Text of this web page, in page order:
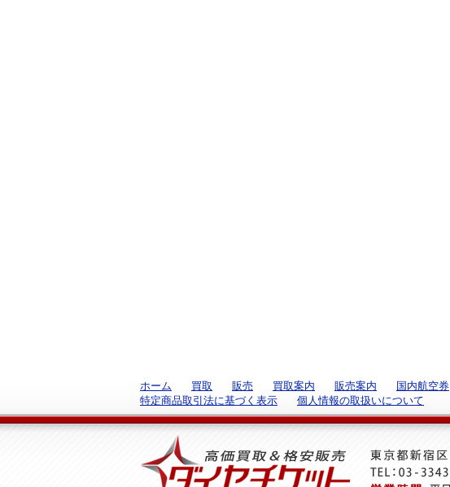
ホーム 買取 販売 買取案内 販売案内 国内航空券
特定商品取引法に基づく表示
個人情報の取扱いについて